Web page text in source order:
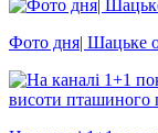
Фото дня| Шацьке